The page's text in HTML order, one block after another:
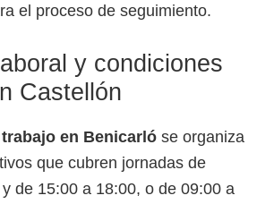
el proceso de seguimiento.
y condiciones
Castellón
en Benicarló se organiza
que cubren jornadas de
de 15:00 a 18:00, o de 09:00 a